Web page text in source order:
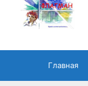
Главная